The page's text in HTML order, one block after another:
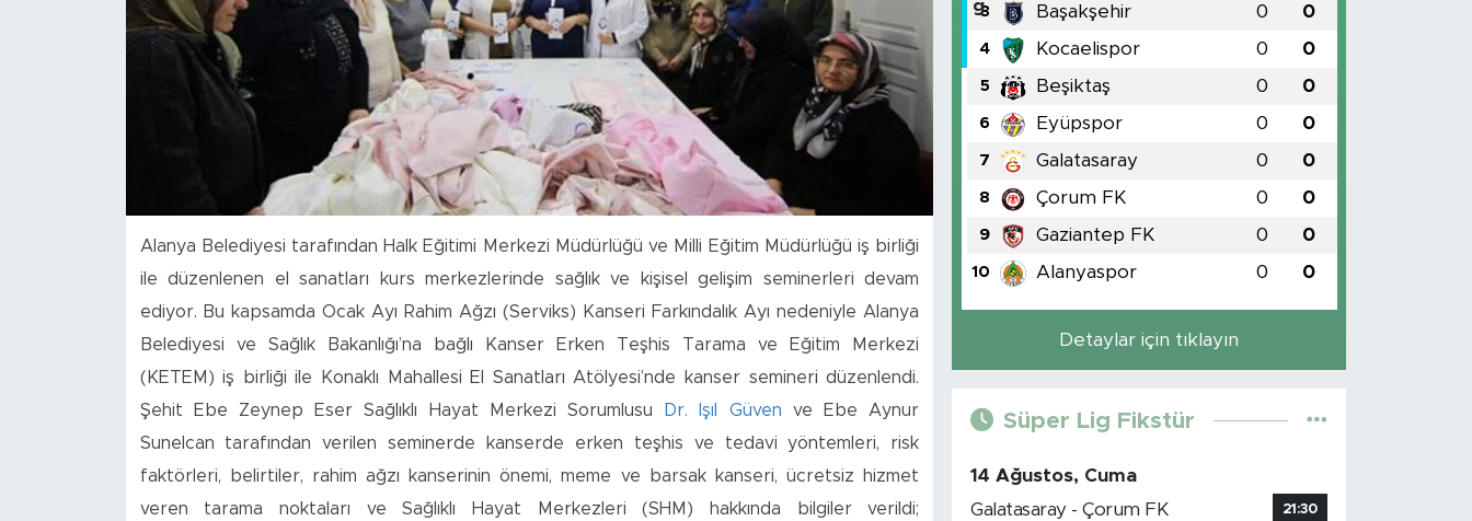
Alanya Belediyesi tarafından Halk Eğitimi Merkezi Müdürlüğü ve Milli Eğitim Müdürlüğü iş birliği
ile düzenlenen el sanatları kurs merkezlerinde sağlık ve kişisel gelişim seminerleri devam
ediyor. Bu kapsamda Ocak Ayı Rahim Ağzı (Serviks) Kanseri Farkındalık Ayı nedeniyle Alanya
Belediyesi ve Sağlık Bakanlığı’na bağlı Kanser Erken Teşhis Tarama ve Eğitim Merkezi
(KETEM) iş birliği ile Konaklı Mahallesi El Sanatları Atölyesi’nde kanser semineri düzenlendi.
Şehit Ebe Zeynep Eser Sağlıklı Hayat Merkezi Sorumlusu
Dr. Işıl Güven ve Ebe Aynur
Sunelcan tarafından verilen seminerde kanserde erken teşhis ve tedavi yöntemleri, risk
faktörleri, belirtiler, rahim ağzı kanserinin önemi, meme ve barsak kanseri, ücretsiz hizmet
veren tarama noktaları ve Sağlıklı Hayat Merkezleri (SHM) hakkında bilgiler verildi;
3 Başakşehir 0 0
4 Kocaelispor 0 0
5 Beşiktaş 0 0
6 Eyüpspor 0 0
7 Galatasaray 0 0
8 Çorum FK 0 0
9 Gaziantep FK 0 0
10 Alanyaspor 0 0
Detaylar için tıklayın
Süper Lig Fikstür
14 Ağustos, Cuma
Galatasaray - Çorum FK
21:30